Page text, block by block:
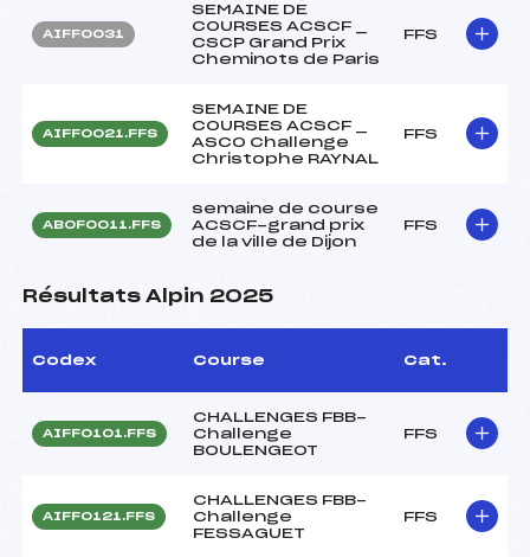
AIFF0031
SEMAINE DE
COURSES ACSCF _
CSCP Grand Prix
Cheminots de Paris
FFS
AIFF0021.FFS
SEMAINE DE
COURSES ACSCF _
ASCO Challenge
Christophe RAYNAL
FFS
ABOF0011.FFS
semaine de course
ACSCF-grand prix
de la ville de Dijon
FFS
Résultats Alpin 2025
Codex Course Cat.
AIFF0101.FFS
CHALLENGES FBB-
Challenge
BOULENGEOT
FFS
AIFF0121.FFS
CHALLENGES FBB-
Challenge
FESSAGUET
FFS